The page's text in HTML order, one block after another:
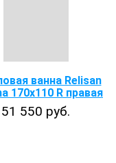
ванна Relisan
170x110 R правая
51 550 руб.